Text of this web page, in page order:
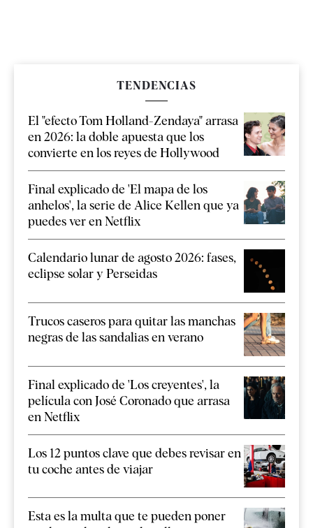
TENDENCIAS
El "efecto Tom Holland-Zendaya" arrasa
en 2026: la doble apuesta que los
convierte en los reyes de Hollywood
Final explicado de 'El mapa de los
anhelos', la serie de Alice Kellen que ya
puedes ver en Netflix
Calendario lunar de agosto 2026: fases,
eclipse solar y Perseidas
Trucos caseros para quitar las manchas
negras de las sandalias en verano
Final explicado de 'Los creyentes', la
película con José Coronado que arrasa
en Netflix
Los 12 puntos clave que debes revisar en
tu coche antes de viajar
Esta es la multa que te pueden poner